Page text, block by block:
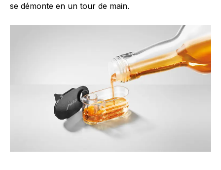
se démonte en un tour de main.